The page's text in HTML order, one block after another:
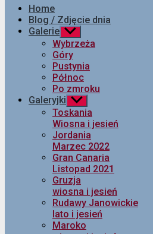
Home
Blog / Zdjęcie dnia
Galerie Pokaż
podmenu
Wybrzeża
Góry
Pustynia
Północ
Po zmroku
Galeryjki Pokaż
podmenu
Toskania
Wiosna i jesień
Jordania
Marzec 2022
Gran Canaria
Listopad 2021
Gruzja
wiosna i jesień
Rudawy Janowickie
lato i jesień
Maroko